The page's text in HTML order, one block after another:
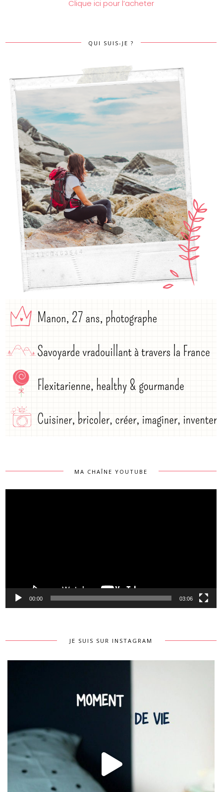
Clique ici pour l’acheter
QUI SUIS-JE ?
MA CHAÎNE YOUTUBE
Lecteur
00:00 03:06
JE SUIS SUR INSTAGRAM